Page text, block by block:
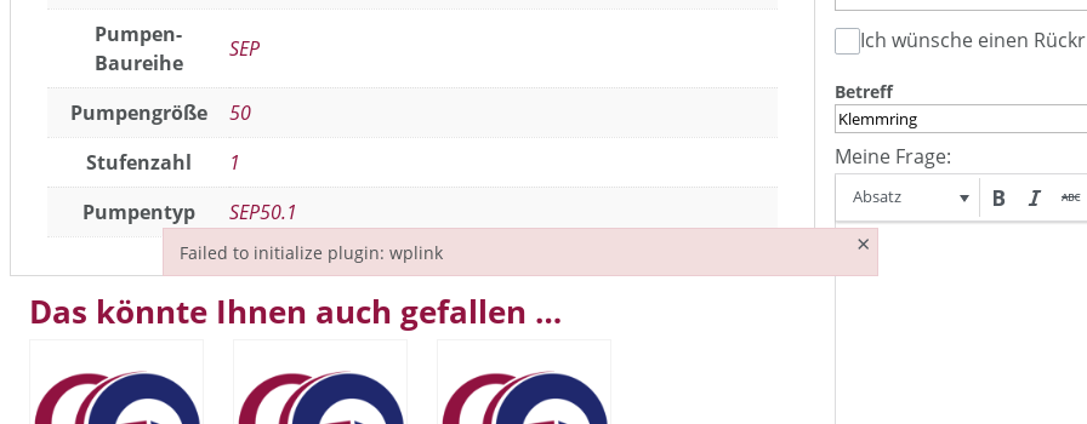
Pumpen-
Baureihe
SEP
Pumpengröße
50
Stufenzahl
1
Pumpentyp
SEP50.1
Das könnte Ihnen auch gefallen …
Ich wünsche einen
Betreff
Meine Frage:
Absatz
Failed to initialize plugin: wplink ×
Failed to initialize plugin: wplink